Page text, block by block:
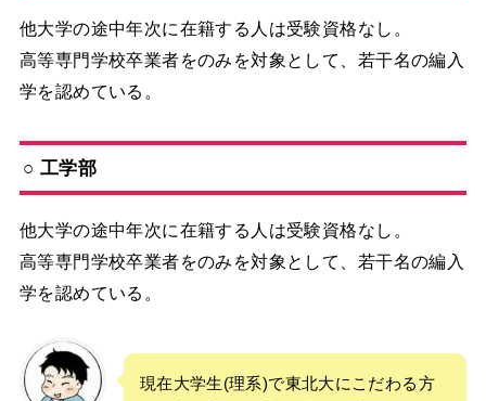
他大学の途中年次に在籍する人は受験資格なし。
高等専門学校卒業者をのみを対象として、若干名の編入
学を認めている。
○ 工学部
他大学の途中年次に在籍する人は受験資格なし。
高等専門学校卒業者をのみを対象として、若干名の編入
学を認めている。
現在大学生(理系)で東北大にこだわる方